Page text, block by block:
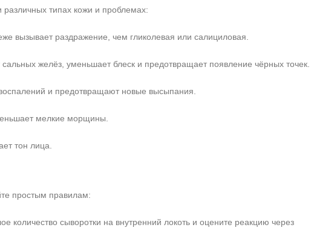
типах кожи и проблемах:
вызывает раздражение, чем гликолевая или салициловая.
желёз, уменьшает блеск и предотвращает появление чёрных точек.
и предотвращают новые высыпания.
мелкие морщины.
тон лица.
простым правилам:
сыворотки на внутренний локоть и оцените реакцию через